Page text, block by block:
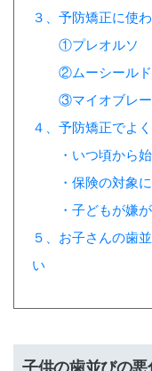
３、予防矯正に使
①プレオルソ
②ムーシールド
③マイオブレー
４、予防矯正でよ
・いつ頃から
・保険の対象
・子どもが嫌
５、お子さんの歯
い
子供の歯並びの